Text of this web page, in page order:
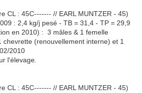
CL : 45C------- // EARL MUNTZER - 45)
: 2,4 kg/j pesé - TB = 31,4 - TP = 29,9
en 2010) : 3 mâles & 1 femelle
chevrette (renouvellement interne) et 1
2010
l'élevage
CL : 45C------- // EARL MUNTZER - 45)